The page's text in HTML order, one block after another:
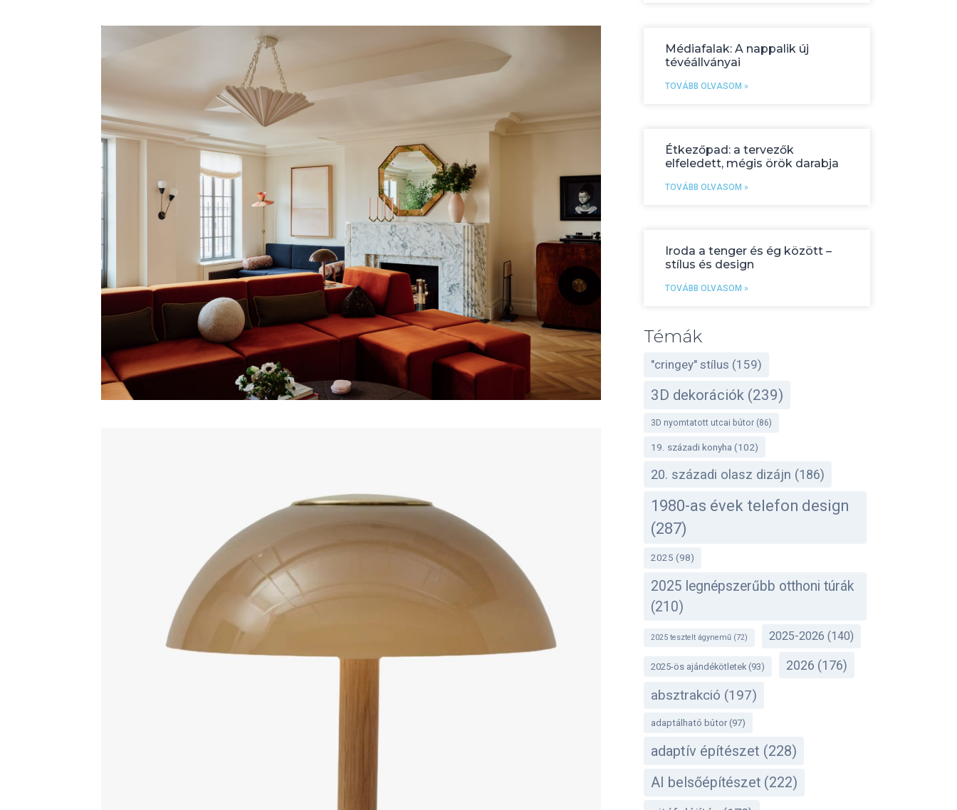
Médiafalak: A nappalik új
tévéállványai
TOVÁBB OLVASOM »
Étkezőpad: a tervezők
elfeledett, mégis örök darabja
TOVÁBB OLVASOM »
Iroda a tenger és ég között –
stílus és design
TOVÁBB OLVASOM »
Témák
"cringey" stílus (159)
3D dekorációk(239)
3D nyomtatott utcai bútor(86)
19. századi konyha (102)
20. századi olasz dizájn (186)
1980-as évek telefon design
(287)
2025 (98)
2025 legnépszerűbb otthoni túrák
(210)
2025 tesztelt ágynemű(72) 2025-2026 (140)
2025-ös ajándékötletek(93) 2026 (176)
absztrakció (197)
adaptálható bútor(97)
adaptív építészet (228)
AI belsőépítészet(222)